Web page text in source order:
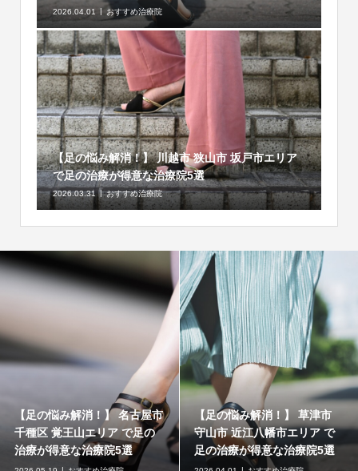
2026.04.01 おすすめ治療院
【足の悩み解消！】 川越市 狭山市 坂戸市エリア
で足の治療が得意な治療院5選
2026.03.31 おすすめ治療院
【足の悩み解消！】 名古屋市
千種区 覚王山エリア で足の
治療が得意な治療院5選
【足の悩み解消！】 草津市
守山市 近江八幡市エリア で
足の治療が得意な治療院5選